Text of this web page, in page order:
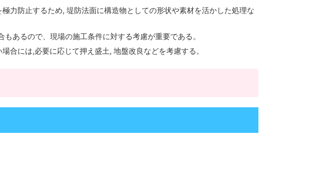
極力防止するため, 堤防法面に構造物としての形状や素材を活かした処理な
あるので、現場の施工条件に対する考慮が重要である。
場合には,必要に応じて押え盛土, 地盤改良などを考慮する。